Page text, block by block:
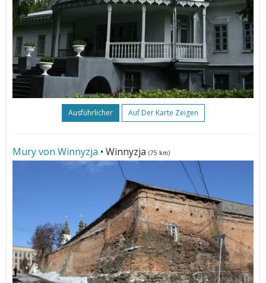
Ausführlicher Auf Der Karte Zeigen
Mury von Winnyzja • Winnyzja (75 km)